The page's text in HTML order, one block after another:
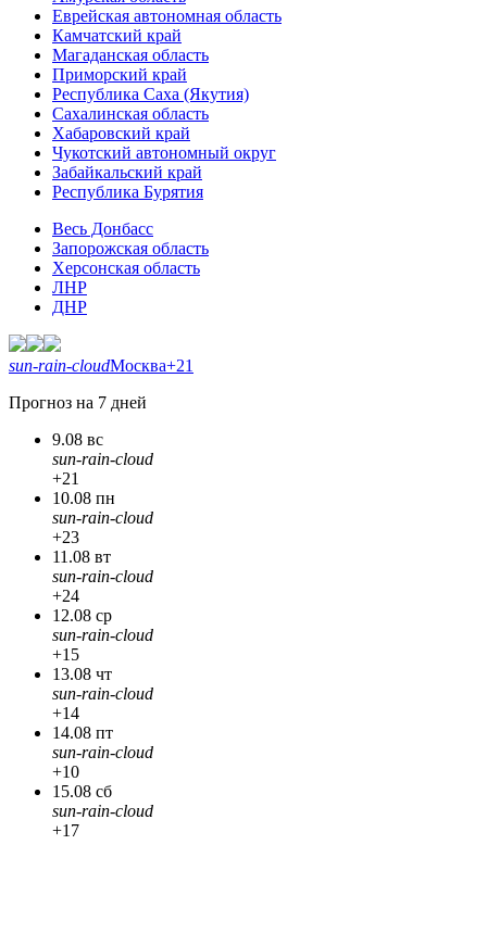
Еврейская автономная область
Камчатский край
Магаданская область
Приморский край
Республика Саха (Якутия)
Сахалинская область
Хабаровский край
Чукотский автономный округ
Забайкальский край
Республика Бурятия
Весь Донбасс
Запорожская область
Херсонская область
ЛНР
ДНР
sun-rain-cloudМосква+21
Прогноз на 7 дней
9.08 вс
sun-rain-cloud
+21
10.08 пн
sun-rain-cloud
+23
11.08 вт
sun-rain-cloud
+24
12.08 ср
sun-rain-cloud
+15
13.08 чт
sun-rain-cloud
+14
14.08 пт
sun-rain-cloud
+10
15.08 сб
sun-rain-cloud
+17